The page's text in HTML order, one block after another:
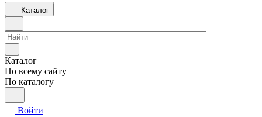
Каталог
Каталог
По всему сайту
По каталогу
Войти